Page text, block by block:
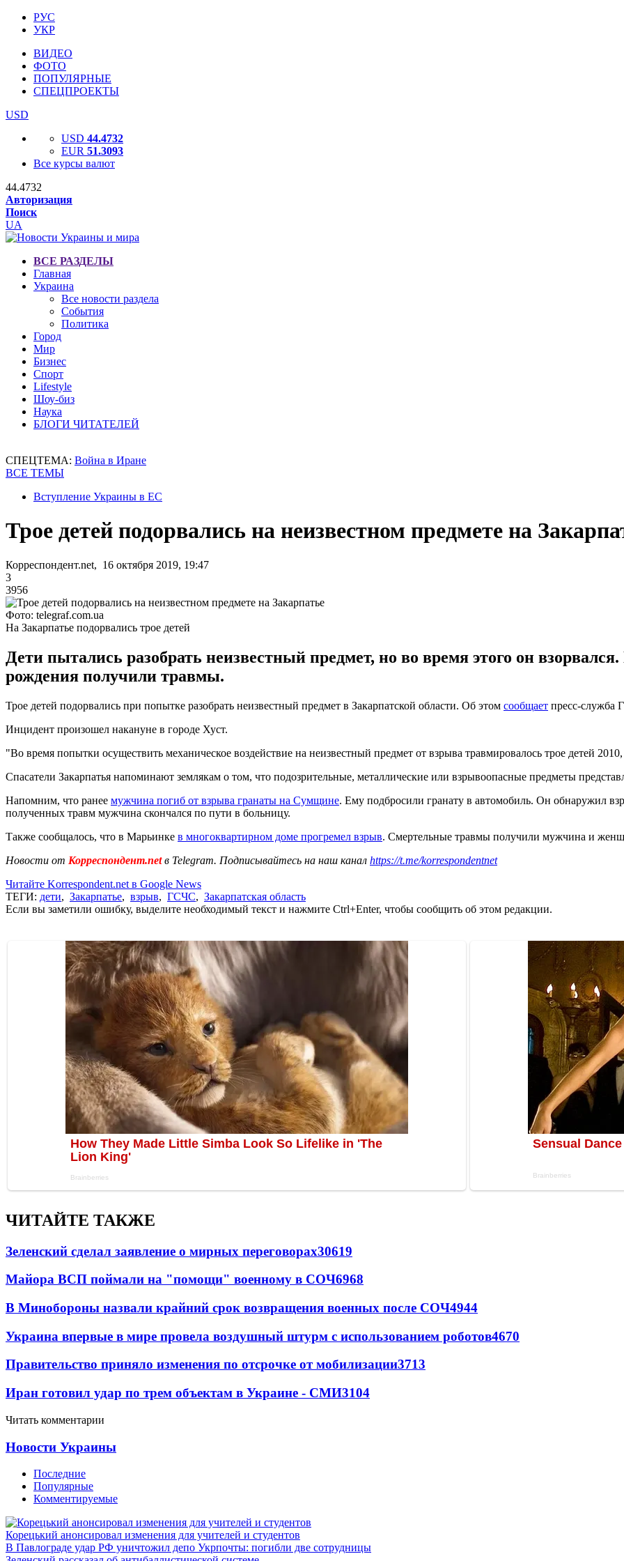
РУС
УКР
ВИДЕО
ФОТО
ПОПУЛЯРНЫЕ
СПЕЦПРОЕКТЫ
USD
USD 44.4732
EUR 51.3093
Все курсы валют
44.4732
Авторизация
Поиск
UA
ВСЕ РАЗДЕЛЫ
Главная
Украина
Все новости раздела
События
Политика
Город
Мир
Бизнес
Спорт
Lifestyle
Шоу-биз
Наука
БЛОГИ ЧИТАТЕЛЕЙ
СПЕЦТЕМА: Война в Иране
ВСЕ ТЕМЫ
Вступление Украины в ЕС
Трое детей подорвались на неизвестном предмете на
Корреспондент.net, 16 октября 2019, 19:47
3
3956
Фото: telegraf.com.ua
На Закарпатье подорвались трое детей
Дети пытались разобрать неизвестный предмет, но во время этого он
рождения получили травмы.
Трое детей подорвались при попытке разобрать неизвестный предмет в Закарпатской области. Об этом сообщает пресс-служба
Инцидент произошел накануне в городе Хуст.
"Во время попытки осуществить механическое воздействие на неизвестный предмет от взрыва травмировалось трое детей
Спасатели Закарпатья напоминают землякам о том, что подозрительные, металлические или взрывоопасные предметы
Напомним, что ранее мужчина погиб от взрыва гранаты на Сумщине. Ему подбросили гранату в автомобиль. Он обнаружил
полученных травм мужчина скончался по пути в больницу.
Также сообщалось, что в Марьинке в многоквартирном доме прогремел взрыв. Смертельные травмы получили мужчина и
Новости от Корреспондент.netв Telegram. Подписывайтесь на наш канал https://t.me/korrespondentnet
Читайте Korrespondent.net в Google News
ТЕГИ: дети, Закарпатье, взрыв, ГСЧС, Закарпатская область
Если вы заметили ошибку, выделите необходимый текст и нажмите Ctrl+Enter, чтобы сообщить об этом редакции.
ЧИТАЙТЕ ТАКЖЕ
Зеленский сделал заявление о мирных переговорах30619
Майора ВСП поймали на "помощи" военному в СОЧ6968
В Минобороны назвали крайний срок возвращения военных после СОЧ4944
Украина впервые в мире провела воздушный штурм с использованием роботов4670
Правительство приняло изменения по отсрочке от мобилизации3713
Иран готовил удар по трем объектам в Украине - СМИ3104
Читать комментарии
Новости Украины
Последние
Популярные
Комментируемые
Корецький анонсировал изменения для учителей и студентов
В Павлограде удар РФ уничтожил депо Укрпочты: погибли две сотрудницы